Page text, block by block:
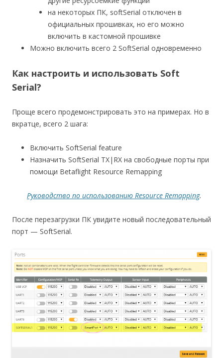
на некоторых ПК, softSerial отключен в
официальных прошивках, но его можно
включить в кастомной прошивке
Можно включить всего 2 SoftSerial одновременно
Как настроить и использовать Soft
Serial?
Проще всего продемонстрировать это на примерах. Но в
вкратце, всего 2 шага:
Включить SoftSerial feature
Назначить SoftSerial TX|RX на свободные порты при
помощи Betaflight Resource Remapping
Руководство по использованию Resource Remapping.
После перезагрузки ПК увидите новый последовательный
порт — SoftSerial.